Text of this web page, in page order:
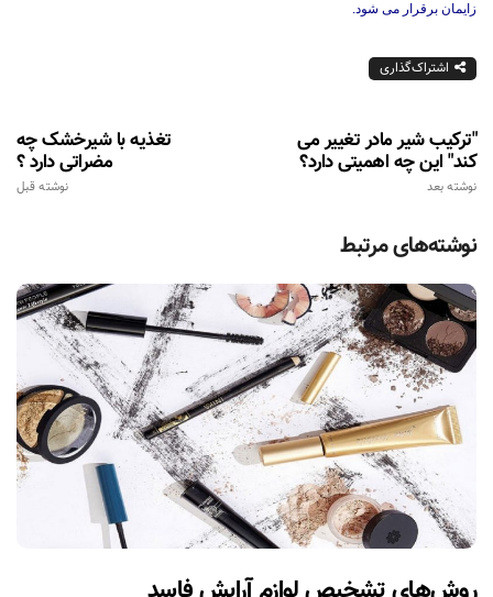
زایمان برقرار می شود.
اشتراک‌گذاری
تغذیه با شیرخشک چه
مضراتی دارد ؟
نوشته قبل
"ترکیب شیر مادر تغییر می
کند" این چه اهمیتی دارد؟
نوشته بعد
نوشته‌های مرتبط